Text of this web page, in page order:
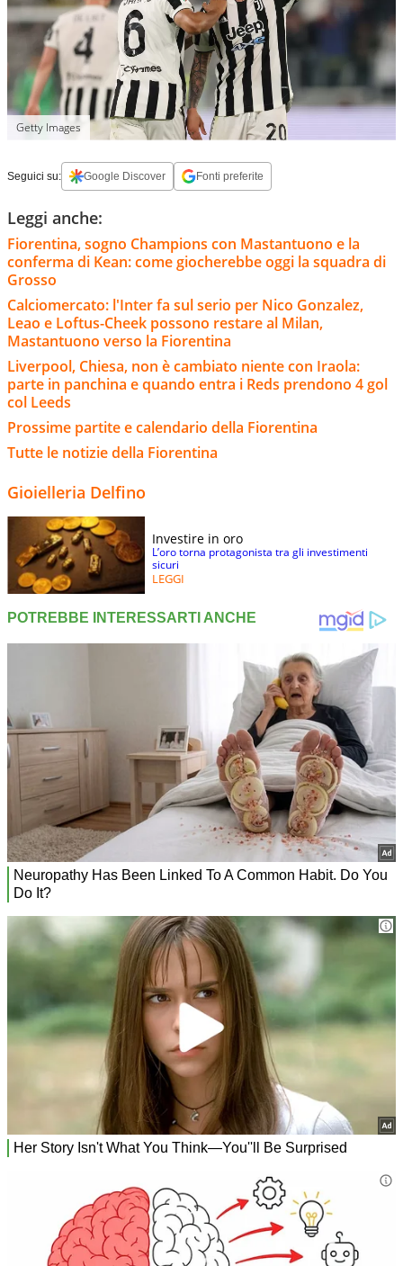
Getty Images
Seguici su: Google Discover Fonti preferite
Leggi anche:
Fiorentina, sogno Champions con Mastantuono e la
conferma di Kean: come giocherebbe oggi la squadra di
Grosso
Calciomercato: l'Inter fa sul serio per Nico Gonzalez,
Leao e Loftus-Cheek possono restare al Milan,
Mastantuono verso la Fiorentina
Liverpool, Chiesa, non è cambiato niente con Iraola:
parte in panchina e quando entra i Reds prendono 4 gol
col Leeds
Prossime partite e calendario della Fiorentina
Tutte le notizie della Fiorentina
Gioielleria Delfino
Investire in oro
L’oro torna protagonista tra gli investimenti
sicuri
LEGGI